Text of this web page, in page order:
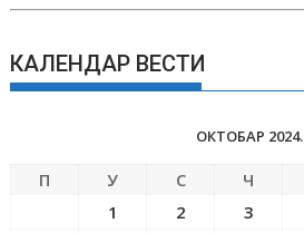
КАЛЕНДАР ВЕСТИ
ОКТОБАР 2024.
П У С Ч
1 2 3